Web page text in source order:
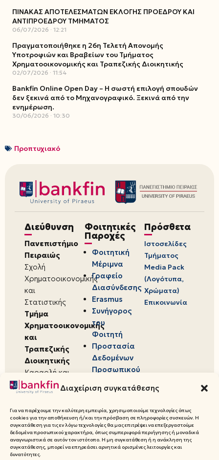
Διαχείριση συγκατάθεσης
Για να παρέχουμε την καλύτερη εμπειρία, χρησιμοποιούμε τεχνολογίες όπως
cookies για την αποθήκευση ή/και την πρόσβαση σε πληροφορίες συσκευών. Η
συγκατάθεση για τις εν λόγω τεχνολογίες θα μας επιτρέψει να επεξεργαστούμε
δεδομένα προσωπικού χαρακτήρα, όπως συμπεριφορά περιήγησης ή μοναδικά
αναγνωριστικά σε αυτόν τον ιστότοπο. Η μη συγκατάθεση ή η ανάκληση της
συγκατάθεσης, μπορεί να επηρεάσει αρνητικά ορισμένες λειτουργίες και
δυνατότητες.
ΠΙΝΑΚΑΣ ΑΠΟΤΕΛΕΣΜΑΤΩΝ ΕΚΛΟΓΗΣ ΠΡΟΕΔΡΟΥ ΚΑΙ
ΑΝΤΙΠΡΟΕΔΡΟΥ ΤΜΗΜΑΤΟΣ
06/07/2026 12:21
Πραγματοποιήθηκε η 26η Τελετή Απονομής
Υποτροφιών και Βραβείων του Τμήματος
Χρηματοοικονομικής και Τραπεζικής Διοικητικής
02/07/2026 11:54
Bankfin Online Open Day – Η σωστή επιλογή σπουδών
δεν ξεκινά από το Μηχανογραφικό. Ξεκινά από την
ενημέρωση.
30/06/2026 10:30
Προπτυχιακό
Διεύθυνση
Πανεπιστήμιο
Πειραιώς
Σχολή
Χρηματοοικονομικής
και
Στατιστικής
Τμήμα
Χρηματοοικονομικής
και
Τραπεζικής
Διοικητικής
Καραολή και
Δημητρίου 80,
18534,
Πειραιάς
Φοιτητικές
Παροχές
Φοιτητική
Μέριμνα
Γραφείο
Διασύνδεσης
Erasmus
Συνήγορος
του
Φοιτητή
Προστασία
Δεδομένων
Προσωπικού
Πρόσθετα
Ιστοσελίδες
Τμήματος
Media Pack
(Λογότυπα,
Χρώματα)
Επικοινωνία
© 2026 Πανεπιστήμιο Πειραιώς,